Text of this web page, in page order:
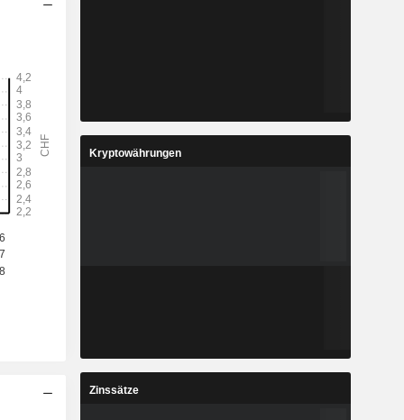
Kryptowährungen
Zinssätze